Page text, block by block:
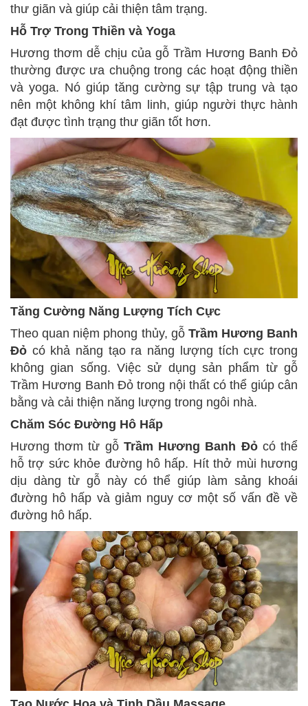
thư giãn và giúp cải thiện tâm trạng.
Hỗ Trợ Trong Thiền và Yoga
Hương thơm dễ chịu của gỗ Trầm Hương Banh Đỏ
thường được ưa chuộng trong các hoạt động thiền
và yoga. Nó giúp tăng cường sự tập trung và tạo
nên một không khí tâm linh, giúp người thực hành
đạt được tình trạng thư giãn tốt hơn.
Tăng Cường Năng Lượng Tích Cực
Theo quan niệm phong thủy, gỗTrầm Hương Banh
Đỏ có khả năng tạo ra năng lượng tích cực trong
không gian sống. Việc sử dụng sản phẩm từ gỗ
Trầm Hương Banh Đỏ trong nội thất có thể giúp cân
bằng và cải thiện năng lượng trong ngôi nhà.
Chăm Sóc Đường Hô Hấp
Hương thơm từ gỗTrầm Hương Banh Đỏcó thể
hỗ trợ sức khỏe đường hô hấp. Hít thở mùi hương
dịu dàng từ gỗ này có thể giúp làm sảng khoái
đường hô hấp và giảm nguy cơ một số vấn đề về
đường hô hấp.